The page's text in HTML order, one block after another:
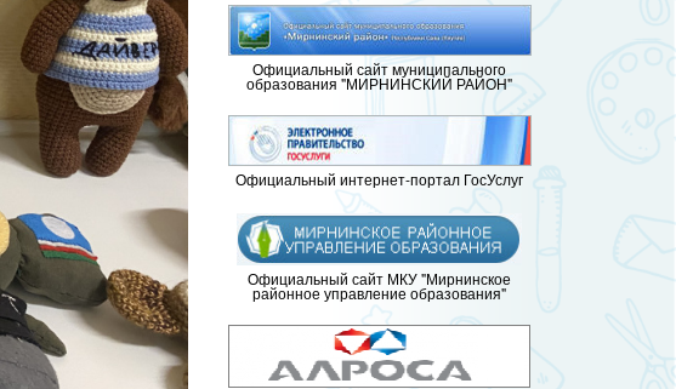
Официальный сайт муниципального
образования "МИРНИНСКИЙ РАЙОН"
Официальный интернет-портал ГосУслуг
Официальный сайт МКУ "Мирнинское
районное управление образования"